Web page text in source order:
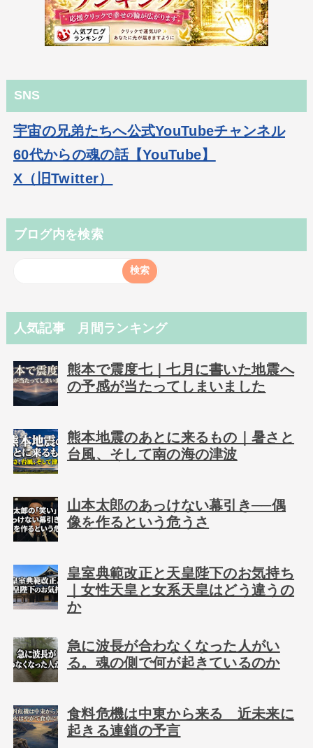
SNS
宇宙の兄弟たちへ公式YouTubeチャンネル
60代からの魂の話【YouTube】
X（旧Twitter）
ブログ内を検索
人気記事 月間ランキング
熊本で震度七｜七月に書いた地震へ
の予感が当たってしまいました
熊本地震のあとに来るもの｜暑さと
台風、そして南の海の津波
山本太郎のあっけない幕引き──偶
像を作るという危うさ
皇室典範改正と天皇陛下のお気持ち
｜女性天皇と女系天皇はどう違うの
か
急に波長が合わなくなった人がい
る。魂の側で何が起きているのか
食料危機は中東から来る 近未来に
起きる連鎖の予言